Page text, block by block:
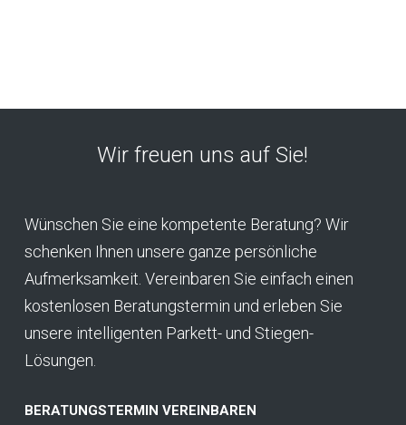
Wir freuen uns auf Sie!
Wünschen Sie eine kompetente Beratung? Wir
schenken Ihnen unsere ganze persönliche
Aufmerksamkeit. Vereinbaren Sie einfach einen
kostenlosen Beratungstermin und erleben Sie
unsere intelligenten Parkett- und Stiegen-
Lösungen.
BERATUNGSTERMIN VEREINBAREN